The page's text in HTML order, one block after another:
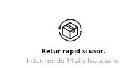
Retur rapid si usor.
In termen de 14 zile lucratoare.